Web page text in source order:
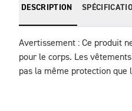
DESCRIPTION
Avertissement : Ce produit
pour le corps. Les
pas la même protection que